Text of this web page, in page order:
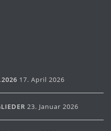
17. April 2026
23. Januar 2026